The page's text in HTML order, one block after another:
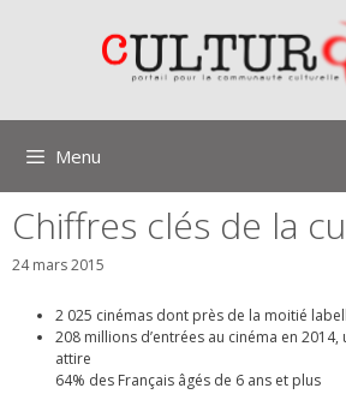
Menu
Chiffres clés de la
24 mars 2015
2 025 cinémas dont près de la moitié
208 millions d’entrées au cinéma en
attire
64% des Français âgés de 6 ans et plus